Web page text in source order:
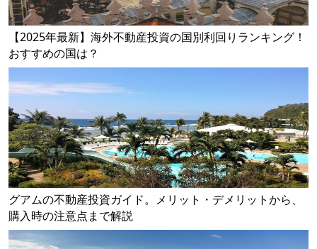
【2025年最新】海外不動産投資の国別利回りランキング！
おすすめの国は？
グアムの不動産投資ガイド。メリット・デメリットから、
購入時の注意点まで解説